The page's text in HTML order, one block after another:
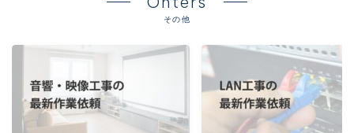
電話工事
音響・映像設備工事
保守メンテナンス代行
その他